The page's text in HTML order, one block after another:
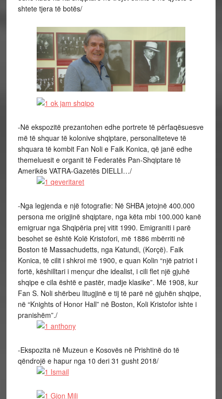
shtete tjera të botës/
-Në ekspozitë prezantohen edhe portrete të përfaqësuesve
më të shquar të kolonive shqiptare, personaliteteve të
shquara të kombit Fan Noli e Faik Konica, që janë edhe
themeluesit e organit të Federatës Pan-Shqiptare të
Amerikës VATRA-Gazetës DIELLI…/
-Nga legjenda e një fotografie: Në SHBA jetojnë 400.000
persona me origjinë shqiptare, nga këta mbi 100.000 kanë
emigruar nga Shqipëria prej vitit 1990. Emigraniti i parë
besohet se është Kolë Kristofori, më 1886 mbërriti në
Boston të Massachudetts, nga Katundi, (Korçë). Faik
Konica, të cilit i shkroi më 1900, e quan Kolin “një patriot i
fortë, këshilltari i mençur dhe idealist, i cili flet një gjuhë
shqipe e cila është e pastër, madje klasike”. Më 1908, kur
Fan S. Noli shërbeu litugjinë e tij të parë në gjuhën shqipe,
në “Knights of Honor Hall” në Boston, Koli Kristofor ishte i
pranishëm”./
-Ekspozita në Muzeun e Kosovës në Prishtinë do të
qëndrojë e hapur nga 10 deri 31 gusht 2018/